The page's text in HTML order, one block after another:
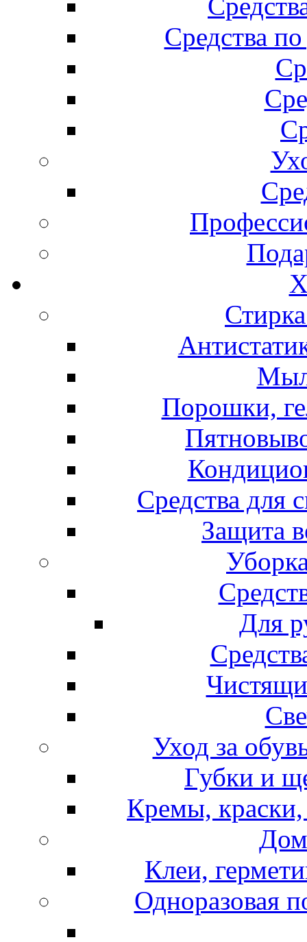
Средства
Порошки,
Средства для
Защита
Для
Уход за
Губки и
Кремы, краски,
Клеи,
Одноразовая